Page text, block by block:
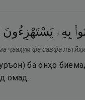
بِهِۦ يَسْتَهْزِءُونَ
ҷааҳум фа савфа
ба онҳо
омад.